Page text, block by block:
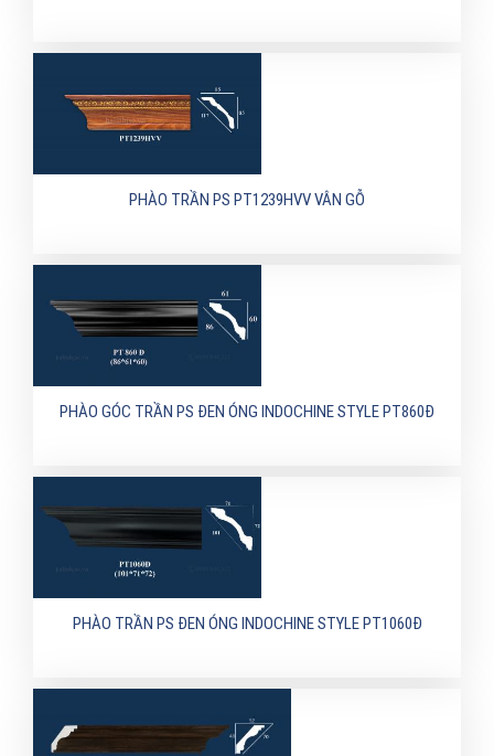
PHÀO TRẦN PS PT1239HVV VÂN GỖ
PHÀO GÓC TRẦN PS ĐEN ÓNG INDOCHINE STYLE PT860Đ
PHÀO TRẦN PS ĐEN ÓNG INDOCHINE STYLE PT1060Đ